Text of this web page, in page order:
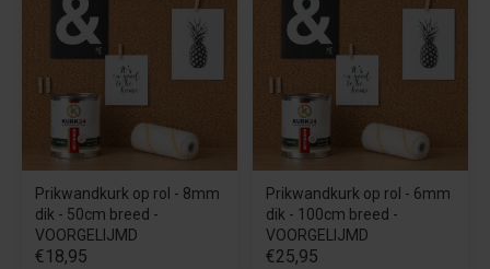
Prikwandkurk op rol - 8mm
dik - 50cm breed -
VOORGELIJMD
€18,95
Prikwandkurk op rol - 6mm
dik - 100cm breed -
VOORGELIJMD
€25,95